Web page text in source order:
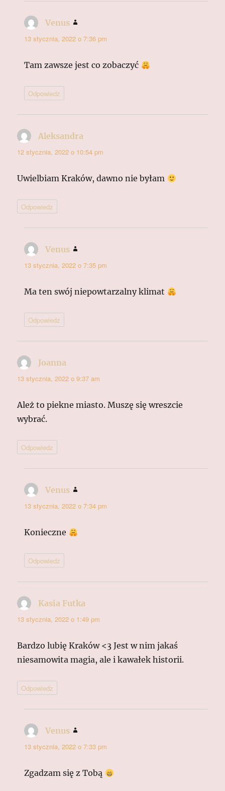
Venus
13 stycznia, 2022 o 7:36 pm
Tam zawsze jest co zobaczyć
Odpowiedz
Aleksandra
12 stycznia, 2022 o 10:54 pm
Uwielbiam Kraków, dawno nie byłam
Odpowiedz
Venus
13 stycznia, 2022 o 7:35 pm
Ma ten swój niepowtarzalny klimat
Odpowiedz
Joanna
13 stycznia, 2022 o 9:37 am
Ależ to piekne miasto. Muszę się wreszcie
wybrać.
Odpowiedz
Venus
13 stycznia, 2022 o 7:34 pm
Konieczne
Odpowiedz
Kasia Futka
13 stycznia, 2022 o 1:49 pm
Bardzo lubię Kraków <3 Jest w nim jakaś
niesamowita magia, ale i kawałek historii.
Odpowiedz
Venus
13 stycznia, 2022 o 7:33 pm
Zgadzam się z Tobą